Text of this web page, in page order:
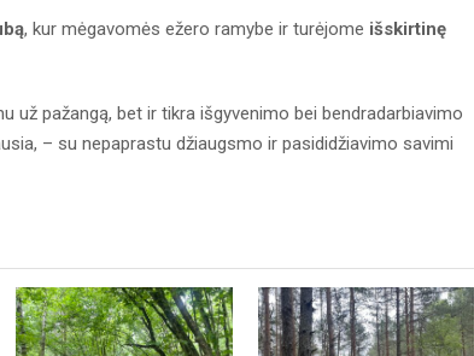
, kur mėgavomės ežero ramybe ir turėjome išskirtinę
už pažangą, bet ir tikra išgyvenimo bei bendradarbiavimo
– su nepaprastu džiaugsmo ir pasididžiavimo savimi